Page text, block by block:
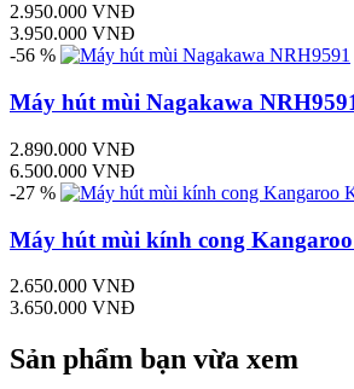
2.950.000 VNĐ
3.950.000 VNĐ
-56 %
Máy hút mùi Nagakawa
2.890.000 VNĐ
6.500.000 VNĐ
-27 %
Máy hút mùi kính cong
2.650.000 VNĐ
3.650.000 VNĐ
Sản phẩm bạn vừa xem